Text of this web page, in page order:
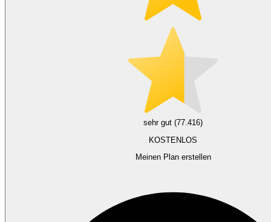
sehr gut (77.416)
KOSTENLOS
Meinen Plan erstellen